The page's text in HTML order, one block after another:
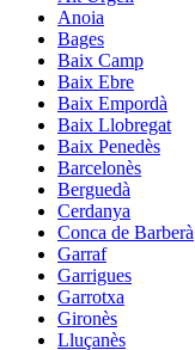
Anoia
Bages
Baix Camp
Baix Ebre
Baix Empordà
Baix Llobregat
Baix Penedès
Barcelonès
Berguedà
Cerdanya
Conca de Barberà
Garraf
Garrigues
Garrotxa
Gironès
Lluçanès